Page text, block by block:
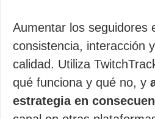
Aumentar los seguidores
consistencia, interacción
calidad. Utiliza
qué funciona y qué no, y
estrategia en